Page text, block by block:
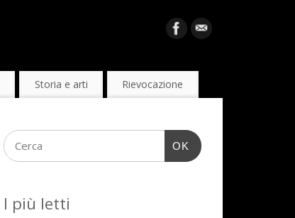
Storia e arti Rievocazione
OK
I più letti